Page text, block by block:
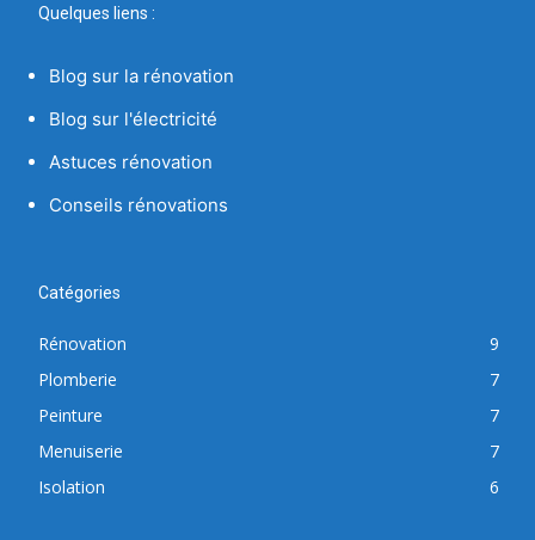
Quelques liens :
Blog sur la rénovation
Blog sur l'électricité
Astuces rénovation
Conseils rénovations
Catégories
Rénovation
9
Plomberie
7
Peinture
7
Menuiserie
7
Isolation
6